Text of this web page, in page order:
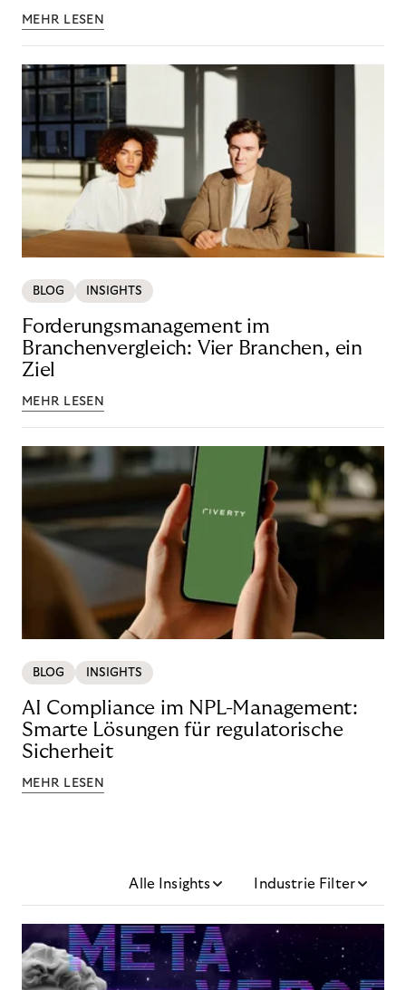
MEHR LESEN
BLOG INSIGHTS
Forderungsmanagement im
Branchenvergleich: Vier Branchen, ein
Ziel
MEHR LESEN
BLOG INSIGHTS
AI Compliance im NPL-Management:
Smarte Lösungen für regulatorische
Sicherheit
MEHR LESEN
Alle Insights Industrie Filter